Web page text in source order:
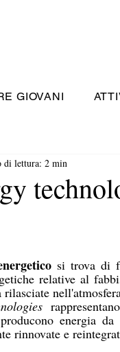
GIOVANI
di lettura: 2 min
si trova di
relative al
rilasciate
energia
rinnovate e